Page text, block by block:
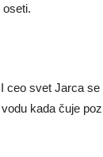
ceo svet Jarca
kada čuje